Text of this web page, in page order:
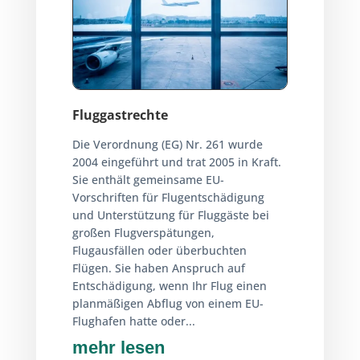
Fluggastrechte
Die Verordnung (EG) Nr. 261 wurde
2004 eingeführt und trat 2005 in Kraft.
Sie enthält gemeinsame EU-
Vorschriften für Flugentschädigung
und Unterstützung für Fluggäste bei
großen Flugverspätungen,
Flugausfällen oder überbuchten
Flügen. Sie haben Anspruch auf
Entschädigung, wenn Ihr Flug einen
planmäßigen Abflug von einem EU-
Flughafen hatte oder...
mehr lesen